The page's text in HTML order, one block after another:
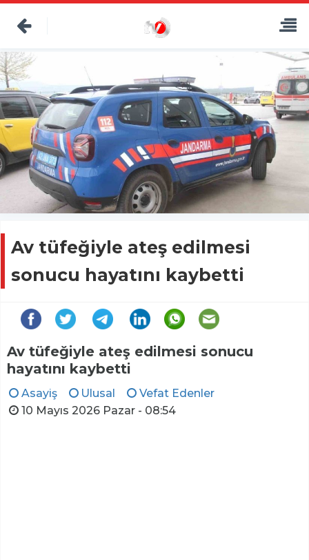
Av tüfeğiyle ateş edilmesi
sonucu hayatını kaybetti
Av tüfeğiyle ateş edilmesi sonucu
hayatını kaybetti
Asayiş Ulusal
Vefat Edenler
10 Mayıs 2026 Pazar - 08:54